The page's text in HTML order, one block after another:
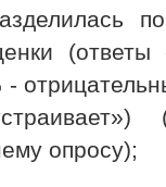
-
опросу);